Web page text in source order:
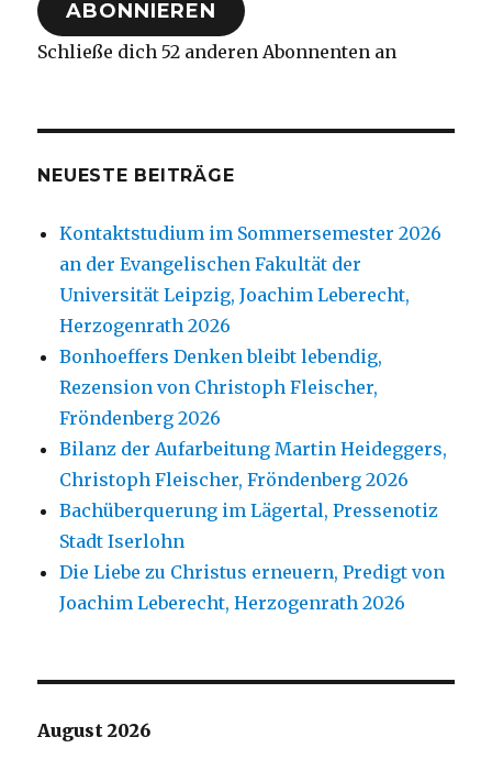
ABONNIEREN
Schließe dich 52 anderen Abonnenten an
NEUESTE BEITRÄGE
Kontaktstudium im Sommersemester 2026
an der Evangelischen Fakultät der
Universität Leipzig, Joachim Leberecht,
Herzogenrath 2026
Bonhoeffers Denken bleibt lebendig,
Rezension von Christoph Fleischer,
Fröndenberg 2026
Bilanz der Aufarbeitung Martin Heideggers,
Christoph Fleischer, Fröndenberg 2026
Bachüberquerung im Lägertal, Pressenotiz
Stadt Iserlohn
Die Liebe zu Christus erneuern, Predigt von
Joachim Leberecht, Herzogenrath 2026
August 2026